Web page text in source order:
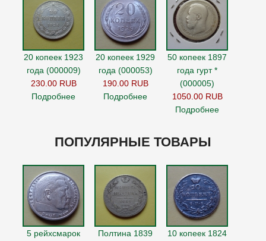
20 копеек 1923
года (000009)
230.00 RUB
Подробнее
20 копеек 1929
года (000053)
190.00 RUB
Подробнее
50 копеек 1897
года гурт *
(000005)
1050.00 RUB
Подробнее
ПОПУЛЯРНЫЕ ТОВАРЫ
5 рейхсмарок
Полтина 1839
10 копеек 1824